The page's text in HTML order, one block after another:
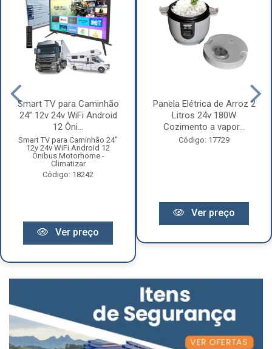
Smart TV para Caminhão
24” 12v 24v WiFi Android
12 Ôni...
Smart TV para Caminhão 24"
12v 24v WiFi Android 12
Ônibus Motorhome -
Climatizar
Código: 18242
Ver preço
Panela Elétrica de Arroz 2
Litros 24v 180W
Cozimento a vapor...
Código: 17729
Ver preço